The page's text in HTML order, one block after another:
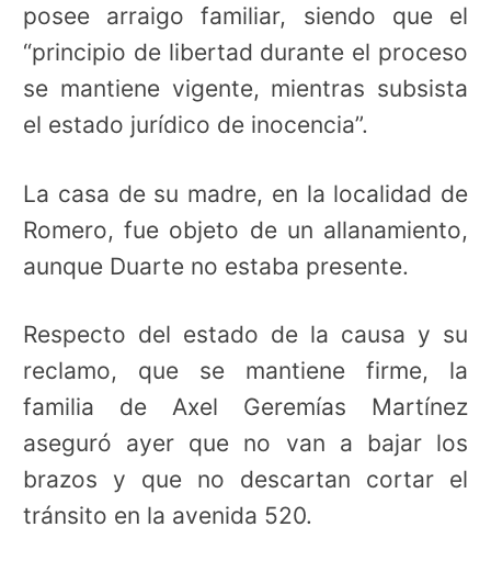
posee arraigo familiar, siendo que el
“principio de libertad durante el proceso
se mantiene vigente, mientras subsista
el estado jurídico de inocencia”.
La casa de su madre, en la localidad de
Romero, fue objeto de un allanamiento,
aunque Duarte no estaba presente.
Respecto del estado de la causa y su
reclamo, que se mantiene firme, la
familia de Axel Geremías Martínez
aseguró ayer que no van a bajar los
brazos y que no descartan cortar el
tránsito en la avenida 520.